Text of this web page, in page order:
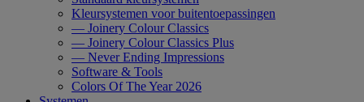
Kleursystemen voor buitentoepassingen
— Joinery Colour Classics
— Joinery Colour Classics Plus
— Never Ending Impressions
Software & Tools
Colors Of The Year 2026